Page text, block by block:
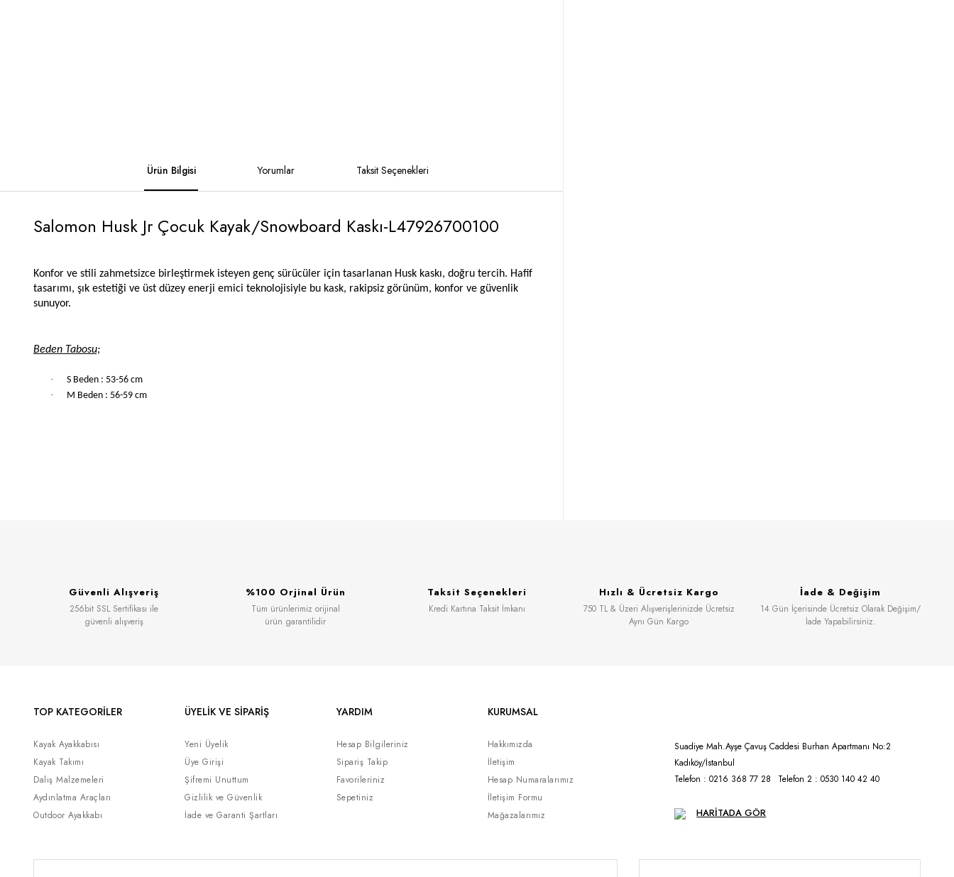
Ürün Bilgisi Yorumlar Taksit Seçenekleri
Salomon Husk Jr Çocuk Kayak/Snowboard Kaskı-L47926700100
Konfor ve stili zahmetsizce birleştirmek isteyen genç sürücüler için tasarlanan Husk kaskı, doğru tercih. Hafif
tasarımı, şık estetiği ve üst düzey enerji emici teknolojisiyle bu kask, rakipsiz görünüm, konfor ve güvenlik
sunuyor.
Beden Tabosu;
·
S Beden : 53-56 cm
·
M Beden : 56-59 cm
Güvenli Alışveriş
256bit SSL Sertifikası ile
güvenli alışveriş
%100 Orjinal Ürün
Tüm ürünlerimiz orijinal
ürün garantilidir
Taksit Seçenekleri
Kredi Kartına Taksit İmkanı
Hızlı & Ücretsiz Kargo
750 TL & Üzeri Alışverişlerinizde Ücretsiz
Aynı Gün Kargo
İade & Değişim
14 Gün İçerisinde Ücretsiz Olarak Değişim/
İade Yapabilirsiniz.
TOP KATEGORİLER
Kayak Ayakkabısı
Kayak Takımı
Dalış Malzemeleri
Aydınlatma Araçları
Outdoor Ayakkabı
ÜYELİK VE SİPARİŞ
Yeni Üyelik
Üye Girişi
Şifremi Unuttum
Gizlilik ve Güvenlik
İade ve Garanti Şartları
YARDIM
Hesap Bilgileriniz
Sipariş Takip
Favorileriniz
Sepetiniz
KURUMSAL
Hakkımızda
İletişim
Hesap Numaralarımız
İletişim Formu
Mağazalarımız
Suadiye Mah.Ayşe Çavuş Caddesi Burhan Apartmanı No:2
Kadıköy/İstanbul
Telefon : 0216 368 77 28
Telefon 2 : 0530 140 42 40
HARİTADA GÖR